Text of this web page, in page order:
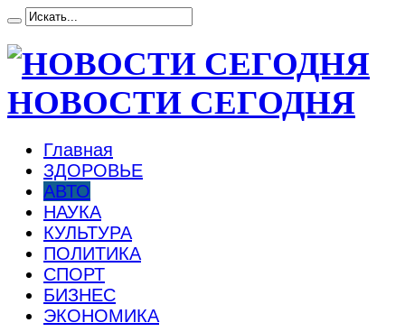
НОВОСТИ СЕГОДНЯ
Главная
ЗДОРОВЬЕ
АВТО
НАУКА
КУЛЬТУРА
ПОЛИТИКА
СПОРТ
БИЗНЕС
ЭКОНОМИКА